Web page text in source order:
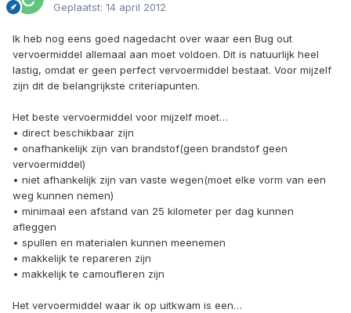
Geplaatst: 14 april 2012
Ik heb nog eens goed nagedacht over waar een Bug out
vervoermiddel allemaal aan moet voldoen. Dit is natuurlijk heel
lastig, omdat er geen perfect vervoermiddel bestaat. Voor mijzelf
zijn dit de belangrijkste criteriapunten.
Het beste vervoermiddel voor mijzelf moet…
• direct beschikbaar zijn
• onafhankelijk zijn van brandstof(geen brandstof geen
vervoermiddel)
• niet afhankelijk zijn van vaste wegen(moet elke vorm van een
weg kunnen nemen)
• minimaal een afstand van 25 kilometer per dag kunnen
afleggen
• spullen en materialen kunnen meenemen
• makkelijk te repareren zijn
• makkelijk te camoufleren zijn
Het vervoermiddel waar ik op uitkwam is een…